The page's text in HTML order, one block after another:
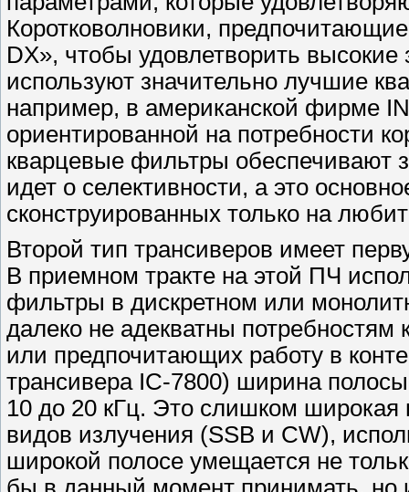
Коротковолновики,
DX», чтобы удовлетворить
используют значительно лучшие
например, в американской фирме
ориентированной на потребности
кварцевые фильтры обеспечивают
идет о селективности, а это
сконструированных только на
Второй тип трансиверов имеет
В приемном тракте на этой ПЧ
фильтры в дискретном или
далеко не адекватны потребностям
или предпочитающих работу в
трансивера IC-7800) ширина
10 до 20 кГц. Это слишком широкая
видов излучения (SSB и CW),
широкой полосе умещается не